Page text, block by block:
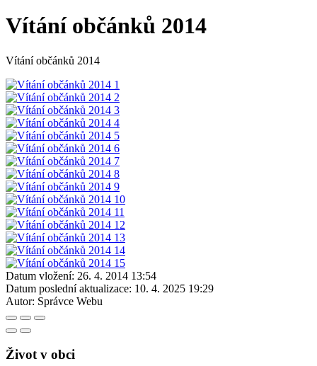
Vítání občánků 2014
Vítání občánků 2014
Datum vložení: 26. 4. 2014 13:54
Datum poslední aktualizace: 10. 4. 2025 19:29
Autor: Správce Webu
Život v obci